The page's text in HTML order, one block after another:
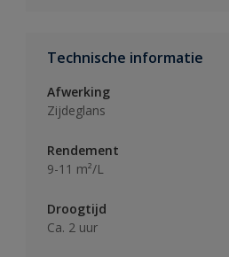
Technische informatie
Afwerking
Zijdeglans
Rendement
9-11 m²/L
Droogtijd
Ca. 2 uur